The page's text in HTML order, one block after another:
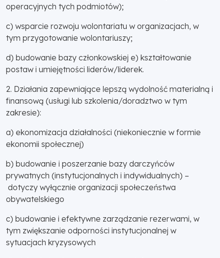
operacyjnych tych podmiotów);
c) wsparcie rozwoju wolontariatu w organizacjach, w
tym przygotowanie wolontariuszy;
d) budowanie bazy członkowskiej e) kształtowanie
postaw i umiejętności liderów/liderek.
2. Działania zapewniające lepszą wydolność materialną i
finansową (usługi lub szkolenia/doradztwo w tym
zakresie):
a) ekonomizacja działalności (niekoniecznie w formie
ekonomii społecznej)
b) budowanie i poszerzanie bazy darczyńców
prywatnych (instytucjonalnych i indywidualnych) –
dotyczy wyłącznie organizacji społeczeństwa
obywatelskiego
c) budowanie i efektywne zarządzanie rezerwami, w
tym zwiększanie odporności instytucjonalnej w
sytuacjach kryzysowych